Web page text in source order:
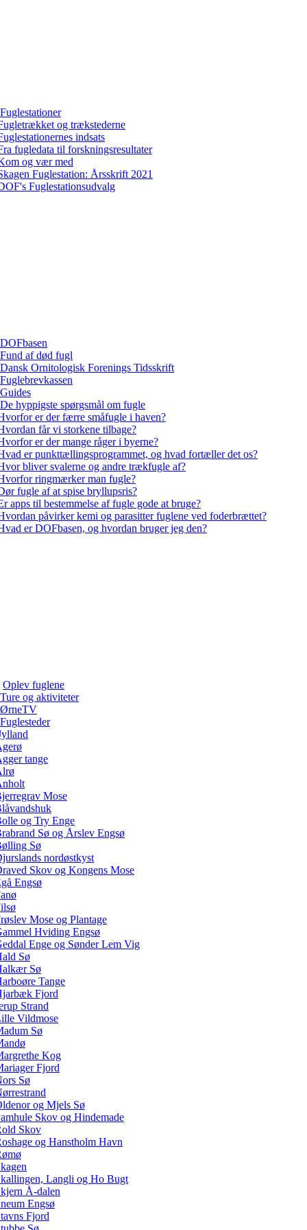
Fuglestationer
og trækstederne
indsats
fugledata til forskningsresultater
og vær med
Fuglestation: Årsskrift 2021
Fuglestationsudvalg
DOFbasen
Fund af død fugl
Dansk Ornitologisk Forenings Tidsskrift
Fuglebrevkassen
Guides
De hyppigste spørgsmål om fugle
er der færre småfugle i haven?
får vi storkene tilbage?
er der mange råger i byerne?
er punkttællingsprogrammet, og hvad fortæller det os?
bliver svalerne og andre trækfugle af?
ringmærker man fugle?
fugle af at spise bryllupsris?
apps til bestemmelse af fugle gode at bruge?
påvirker kemi og parasitter fuglene ved foderbrættet?
er DOFbasen, og hvordan bruger jeg den?
Oplev fuglene
Ture og aktiviteter
ØrneTV
Fuglesteder
tange
Mose
og Try Enge
Sø og Årslev Engsø
Sø
nordøstkyst
Skov og Kongens Mose
Engsø
Mose og Plantage
Hviding Engsø
Enge og Sønder Lem Vig
Sø
Sø
Tange
Fjord
Strand
Vildmose
Sø
Kog
Fjord
Sø
og Mjels Sø
Skov og Hindemade
Skov
og Hanstholm Havn
Langli og Ho Bugt
Å-dalen
Engsø
Fjord